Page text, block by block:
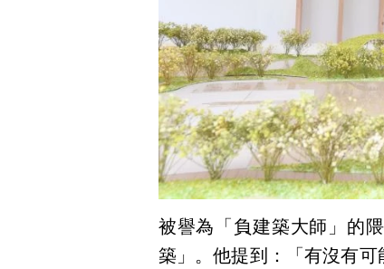
被譽為「負建築大師」的
築」。他提到：「有沒有